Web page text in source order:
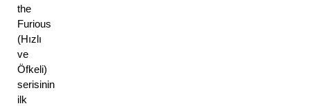
the
Furious
(Hızlı
ve
Öfkeli)
serisinin
ilk